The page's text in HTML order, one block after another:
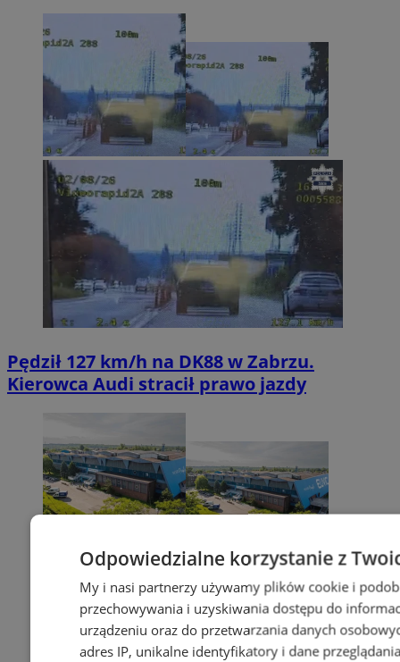
Pędził 127 km/h na DK88 w Zabrzu.
Kierowca Audi stracił prawo jazdy
Odpowiedzialne korzystanie z
My i nasi partnerzy używamy plików cookie i
przechowywania i uzyskiwania dostępu do
urządzeniu oraz do przetwarzania danych
adres IP, unikalne identyfikatory i dane